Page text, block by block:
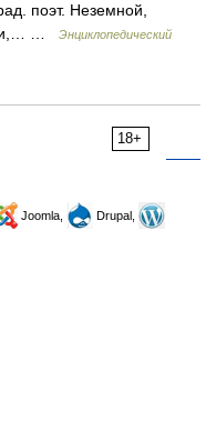
поэт. Неземной,
…
Энциклопедический
18+
Joomla,
Drupal,